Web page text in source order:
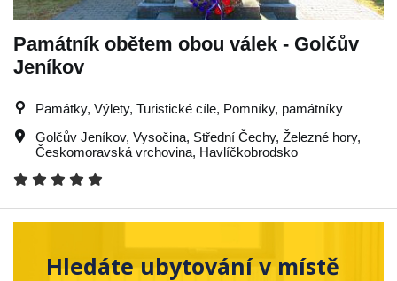
Památník obětem obou válek - Golčův
Jeníkov
Památky, Výlety, Turistické cíle, Pomníky, památníky
Golčův Jeníkov, Vysočina, Střední Čechy, Železné hory,
Českomoravská vrchovina, Havlíčkobrodsko
Hledáte ubytování v místě